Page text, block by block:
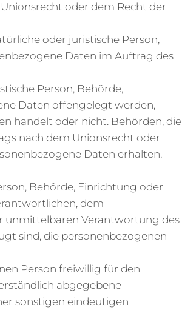
oder dem Recht der
oder juristische Person,
Daten im Auftrag des
Person, Behörde,
Daten offengelegt werden,
handelt oder nicht. Behörden, die
nach dem Unionsrecht oder
Daten erhalten,
Behörde, Einrichtung oder
dem
unmittelbaren Verantwortung des
sind, die personenbezogenen
Person freiwillig für den
abgegebene
sonstigen eindeutigen